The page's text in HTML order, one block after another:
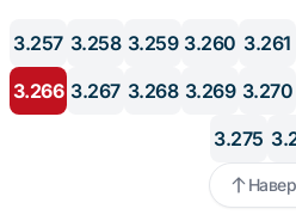
3.257 3.258 3.259 3.260 3.261
3.266 3.267 3.268 3.269 3.270
3.275